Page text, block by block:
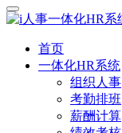
首页
一体化HR系统
组织人事
考勤排班
薪酬计算